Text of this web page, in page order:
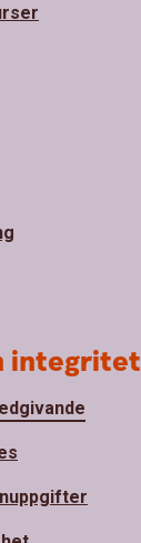
integritet